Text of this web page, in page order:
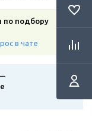
по подбору
в чате